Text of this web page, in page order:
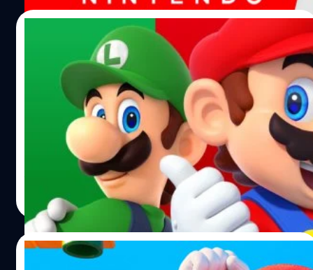
ในอดีตผู้จัดการ Nintendo เคยกล่าวชม Sony
ถึงความสำเร็จของ PlayStation
ย้อนกลับไปปี ค.ศ. 1997 เก็นโย ทาเคดะ (Genyo Takeda)
อดีตผู้จัดการ Nintendo เคยให้สัมภาษณ์กับนิตยสาร
Dengeki Nintendo 64 เขาถูกถามว่าคิดยังไงกับความสำเร็จ
ของ PlayStation เครื่องเกมคอนโซลจาก Sony เครื่องเกม
น้องใหม่ที่มาแรงออกตัวแซง Nintendo 64 "ผมปฏิเสธไม่ได้ว่า
PlayStation ขายดีทั่วโลก" ทาเคดะบอก แนวทางของ Sony
กับ Nintendo แตกต่างกันมาก "ทาง Nintendo จะมุ่งเน้น
คุณภาพมากกว่าปริมาณ แม้จะทำให้เกมมีน้อยลงก็ตาม ขณะ
ที่ Sony จะเข้าถึงกลุ่มคนได้หลากหลายมากกว่าเพราะมีเกมให้
เลือกเล่นมากมาย อย่างไรก็ตามแนวเกมที่หลากหลายถือเป็น
จีรนาถ เรืองทรัพย์| 872 days ago
Read More
10/03/2024